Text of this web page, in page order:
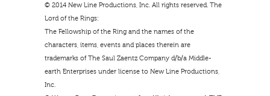
© 2014 New Line Productions, Inc. All rights reserved. The
Lord of the Rings:
The Fellowship of the Ring and the names of the
characters, items, events and places therein are
trademarks of The Saul Zaentz Company d/b/a Middle-
earth Enterprises under license to New Line Productions,
Inc.